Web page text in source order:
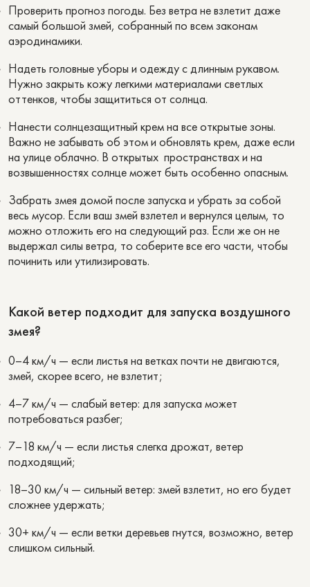
Проверить прогноз погоды. Без ветра не взлетит даже
самый большой змей, собранный по всем законам
аэродинамики.
Надеть головные уборы и одежду с длинным рукавом.
Нужно закрыть кожу легкими материалами светлых
оттенков, чтобы защититься от солнца.
Нанести солнцезащитный крем на все открытые зоны.
Важно не забывать об этом и обновлять крем, даже если
на улице облачно. В открытых пространствах и на
возвышенностях солнце может быть особенно опасным.
Забрать змея домой после запуска и убрать за собой
весь мусор. Если ваш змей взлетел и вернулся целым, то
можно отложить его на следующий раз. Если же он не
выдержал силы ветра, то соберите все его части, чтобы
починить или утилизировать.
Какой ветер подходит для запуска воздушного
змея?
0–4 км/ч — если листья на ветках почти не двигаются,
змей, скорее всего, не взлетит;
4–7 км/ч — слабый ветер: для запуска может
потребоваться разбег;
7–18 км/ч — если листья слегка дрожат, ветер
подходящий;
18–30 км/ч — сильный ветер: змей взлетит, но его будет
сложнее удержать;
30+ км/ч — если ветки деревьев гнутся, возможно, ветер
слишком сильный.